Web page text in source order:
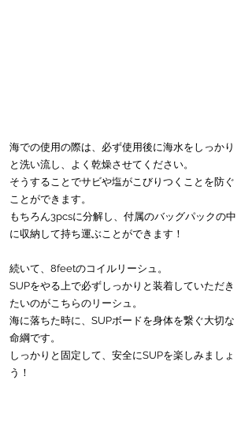
海での使用の際は、必ず使用後に海水をしっかり
と洗い流し、よく乾燥させてください。
そうすることでサビや塩がこびりつくことを防ぐ
ことができます。
もちろん3pcsに分解し、付属のバッグパックの中
に収納して持ち運ぶことができます！
続いて、8feetのコイルリーシュ。
SUPをやる上で必ずしっかりと装着していただき
たいのがこちらのリーシュ。
海に落ちた時に、SUPボードを身体を繋ぐ大切な
命綱です。
しっかりと固定して、安全にSUPを楽しみましょ
う！